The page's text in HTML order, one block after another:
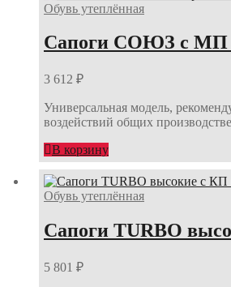
Обувь утеплённая
Сапоги СОЮЗ с МП
3 612 ₽
Универсальная модель,
воздействий общих
В корзину
Обувь утеплённая
Сапоги TURBO
5 801 ₽